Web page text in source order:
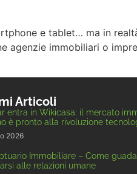
e tablet… ma in
agenzie immobiliari o
Articoli
entra in Wikicasa: il mercato
è pronto alla rivoluzione
2026
Immobiliare – Come
alle relazioni umane